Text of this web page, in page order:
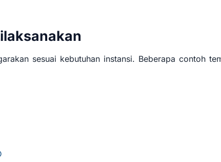
sesuai kebutuhan instansi. Beberapa contoh